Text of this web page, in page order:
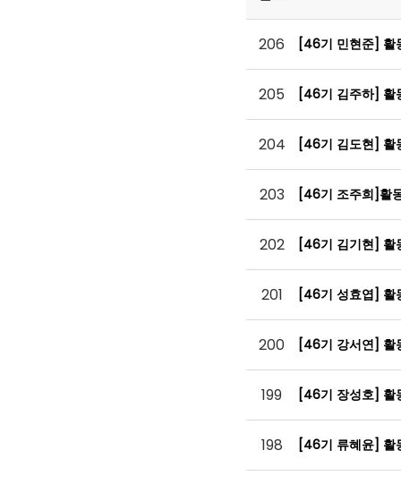
206 [46기 민현준] 활
205 [46기 김주하] 활
204 [46기 김도현] 활
203 [46기 조주희]활
202 [46기 김기현] 활
201 [46기 성효엽] 활
200 [46기 강서연] 활
199 [46기 장성호] 활
198 [46기 류혜윤] 활